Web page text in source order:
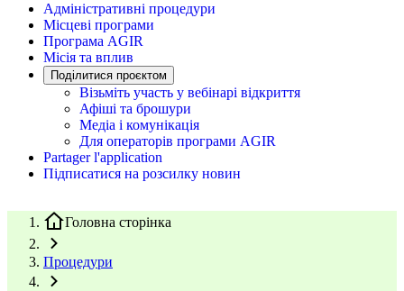
Адміністративні процедури
Місцеві програми
Програма AGIR
Місія та вплив
Поділитися проєктом
Візьміть участь у вебінарі відкриття
Афіші та брошури
Медіа і комунікація
Для операторів програми AGIR
Partager l'application
Підписатися на розсилку новин
Головна сторінка
Процедури